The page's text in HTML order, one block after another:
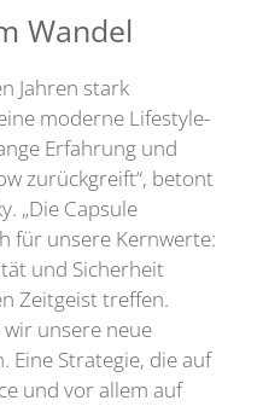
Wandel
Jahren stark
moderne Lifestyle-
Erfahrung und
zurückgreift“, betont
„Die Capsule
für unsere Kernwerte:
und Sicherheit
Zeitgeist treffen.
wir unsere neue
Eine Strategie, die auf
und vor allem auf